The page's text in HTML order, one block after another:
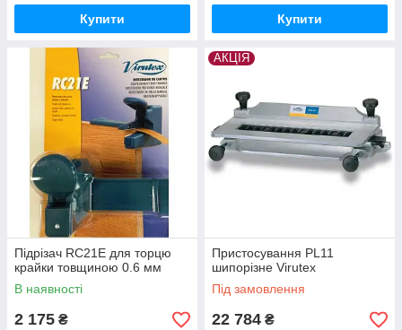
Купити Купити
Підрізач RC21E для торцю
крайки товщиною 0.6 мм
В наявності
2 175 ₴
АКЦІЯ
Пристосування PL11
шипорізне Virutex
Під замовлення
22 784 ₴